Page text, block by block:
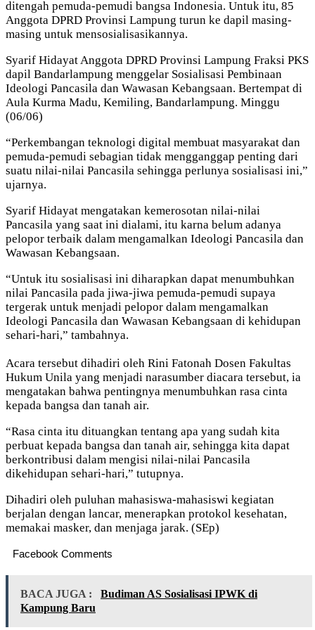
ditengah pemuda-pemudi bangsa Indonesia. Untuk itu, 85
Anggota DPRD Provinsi Lampung turun ke dapil masing-
masing untuk mensosialisasikannya.
Syarif Hidayat Anggota DPRD Provinsi Lampung Fraksi PKS
dapil Bandarlampung menggelar Sosialisasi Pembinaan
Ideologi Pancasila dan Wawasan Kebangsaan. Bertempat di
Aula Kurma Madu, Kemiling, Bandarlampung. Minggu
(06/06)
“Perkembangan teknologi digital membuat masyarakat dan
pemuda-pemudi sebagian tidak mengganggap penting dari
suatu nilai-nilai Pancasila sehingga perlunya sosialisasi ini,”
ujarnya.
Syarif Hidayat mengatakan kemerosotan nilai-nilai
Pancasila yang saat ini dialami, itu karna belum adanya
pelopor terbaik dalam mengamalkan Ideologi Pancasila dan
Wawasan Kebangsaan.
“Untuk itu sosialisasi ini diharapkan dapat menumbuhkan
nilai Pancasila pada jiwa-jiwa pemuda-pemudi supaya
tergerak untuk menjadi pelopor dalam mengamalkan
Ideologi Pancasila dan Wawasan Kebangsaan di kehidupan
sehari-hari,” tambahnya.
Acara tersebut dihadiri oleh Rini Fatonah Dosen Fakultas
Hukum Unila yang menjadi narasumber diacara tersebut, ia
mengatakan bahwa pentingnya menumbuhkan rasa cinta
kepada bangsa dan tanah air.
“Rasa cinta itu dituangkan tentang apa yang sudah kita
perbuat kepada bangsa dan tanah air, sehingga kita dapat
berkontribusi dalam mengisi nilai-nilai Pancasila
dikehidupan sehari-hari,” tutupnya.
Dihadiri oleh puluhan mahasiswa-mahasiswi kegiatan
berjalan dengan lancar, menerapkan protokol kesehatan,
memakai masker, dan menjaga jarak. (SEp)
Facebook Comments
BACA JUGA :
Budiman AS Sosialisasi IPWK di
Kampung Baru